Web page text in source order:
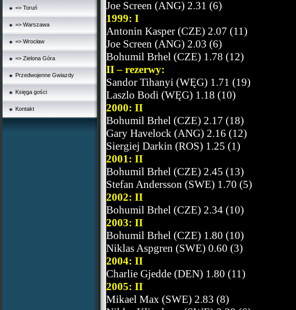
=> Toruń
=> Warszawa
=> Wrocław
=> Zielona Góra
Przedwojenne Gwiazdy
Księga gości
Kontakt
Joe Screen (ANG) 2.31 (6)
1999: I
Antonin Kasper (CZE) 2.07 (11)
Joe Screen (ANG) 2.03 (6)
Bohumil Brhel (CZE) 1.78 (12)
II – rezerwy:
Sandor Tihanyi (WĘG) 1.71 (19)
Laszlo Bodi (WĘG) 1.18 (10)
2000: II
Bohumil Brhel (CZE) 2.17 (18)
Gary Havelock (ANG) 2.16 (12)
Siergiej Darkin (ROS) 1.25 (1)
2001: II
Bohumil Brhel (CZE) 2.45 (13)
Stefan Andersson (SWE) 1.70 (5)
2002: II
Bohumil Brhel (CZE) 2.34 (10)
2003: II
Bohumil Brhel (CZE) 1.80 (10)
Niklas Aspgren (SWE) 0.60 (3)
2004: II
Charlie Gjedde (DEN) 1.80 (11)
2005: II
Mikael Max (SWE) 2.83 (8)